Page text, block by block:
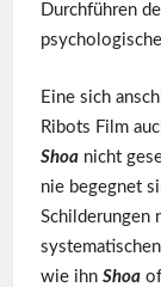
Durchführen
Eine sich
Ribots Film
Shoanicht
nie begegnet
Schilderungen
wie ihn Shoa